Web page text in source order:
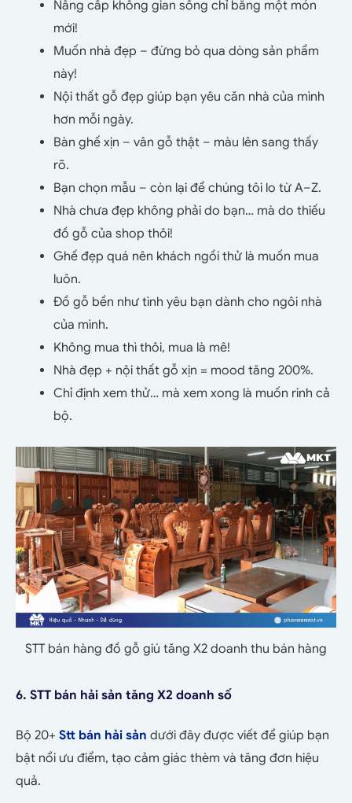
Nâng cấp không gian sống chỉ bằng một món
mới!
Muốn nhà đẹp – đừng bỏ qua dòng sản phẩm
này!
Nội thất gỗ đẹp giúp bạn yêu căn nhà của mình
hơn mỗi ngày.
Bàn ghế xịn – vân gỗ thật – màu lên sang thấy
rõ.
Bạn chọn mẫu – còn lại để chúng tôi lo từ A–Z.
Nhà chưa đẹp không phải do bạn… mà do thiếu
đồ gỗ của shop thôi!
Ghế đẹp quá nên khách ngồi thử là muốn mua
luôn.
Đồ gỗ bền như tình yêu bạn dành cho ngôi nhà
của mình.
Không mua thì thôi, mua là mê!
Nhà đẹp + nội thất gỗ xịn = mood tăng 200%.
Chỉ định xem thử… mà xem xong là muốn rinh cả
bộ.
STT bán hàng đồ gỗ giú tăng X2 doanh thu bán hàng
6. STT bán hải sản tăng X2 doanh số
Bộ 20+ Stt bán hải sản dưới đây được viết để giúp bạn
bật nổi ưu điểm, tạo cảm giác thèm và tăng đơn hiệu
quả.